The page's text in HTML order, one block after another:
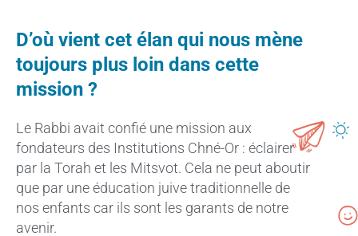
D’où vient cet élan qui nous mène
toujours plus loin dans cette
mission ?
Le Rabbi avait confié une mission aux
fondateurs des Institutions Chné-Or : éclairer
par la Torah et les Mitsvot. Cela ne peut aboutir
que par une éducation juive traditionnelle de
nos enfants car ils sont les garants de notre
avenir.